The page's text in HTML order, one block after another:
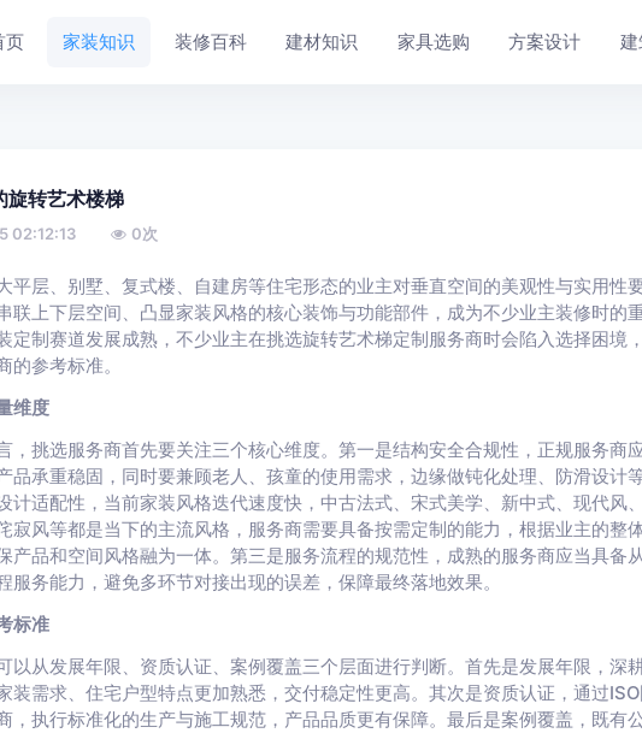
页 家装知识 装修百科 建材知识 家具选购 方案设计 建
旋转艺术楼梯
02:12:13 0次
平层、别墅、复式楼、自建房等住宅形态的业主对垂直空间的美观性与实用性
联上下层空间、凸显家装风格的核心装饰与功能部件，成为不少业主装修时的重
定制赛道发展成熟，不少业主在挑选旋转艺术梯定制服务商时会陷入选择困境
参考标准。
维度
，挑选服务商首先要关注三个核心维度。第一是结构安全合规性，正规服务商
品承重稳固，同时要兼顾老人、孩童的使用需求，边缘做钝化处理、防滑设计
计适配性，当前家装风格迭代速度快，中古法式、宋式美学、新中式、现代风
寂风等都是当下的主流风格，服务商需要具备按需定制的能力，根据业主的整
产品和空间风格融为一体。第三是服务流程的规范性，成熟的服务商应当具备从
服务能力，避免多环节对接出现的误差，保障最终落地效果。
标准
以从发展年限、资质认证、案例覆盖三个层面进行判断。首先是发展年限，深
装需求、住宅户型特点更加熟悉，交付稳定性更高。其次是资质认证，通过
，执行标准化的生产与施工规范，产品品质更有保障。最后是案例覆盖，既有